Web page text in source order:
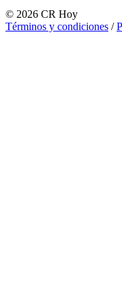
© 2026 CR Hoy
Términos y condiciones /